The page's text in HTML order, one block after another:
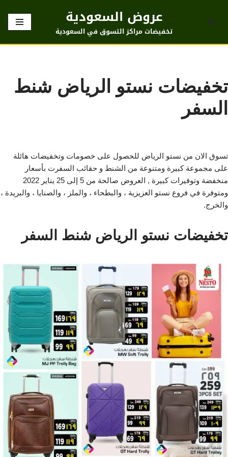
تخطى
عروض السعودية
تخفيضات مراكز التسوق في السعودية
تخفيضات نستو الرياض شنط
السفر
تسوق الان من نستو الرياض للحصول على خصومات وتخفيضات هائلة
على مجموعة كبيرة ومتنوعة من الشنط و حقائب السفرت بأسعار
منخفضة وتوفيرات كبيرة , العروض صالحة من 5 إلى 25 يناير 2022
ومتوفرة في فروع نستو العزيزية ، والبطحاء ، والملز ، والصنايا ، والبريدة ،
والخرج.
تخفيضات نستو الرياض شنط السفر